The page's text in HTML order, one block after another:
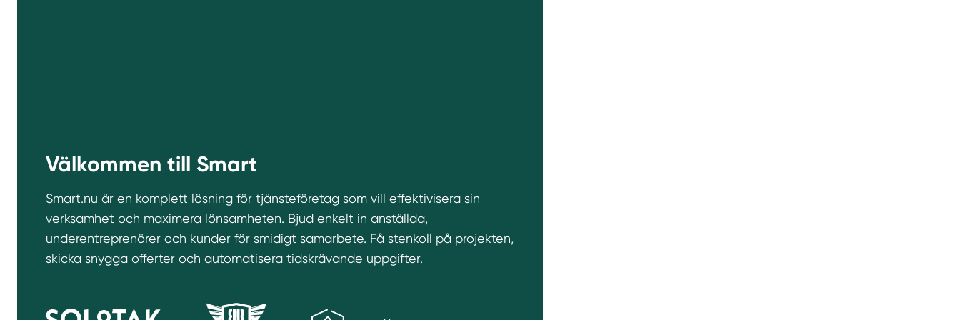
Välkommen till Smart
Smart.nu är en komplett lösning för tjänsteföretag som vill effektivisera sin
verksamhet och maximera lönsamheten. Bjud enkelt in anställda,
underentreprenörer och kunder för smidigt samarbete. Få stenkoll på projekten,
skicka snygga offerter och automatisera tidskrävande uppgifter.